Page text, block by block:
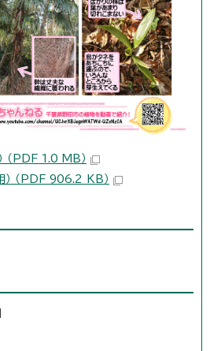
（PDF 1.0 MB）
） （PDF 906.2 KB）